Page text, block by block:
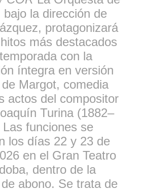
bajo la dirección de
protagonizará
más destacados
con la
íntegra en versión
Margot, comedia
actos del compositor
Turina (1882–
Las funciones se
los días 22 y 23 de
en el Gran Teatro
dentro de la
abono. Se trata de